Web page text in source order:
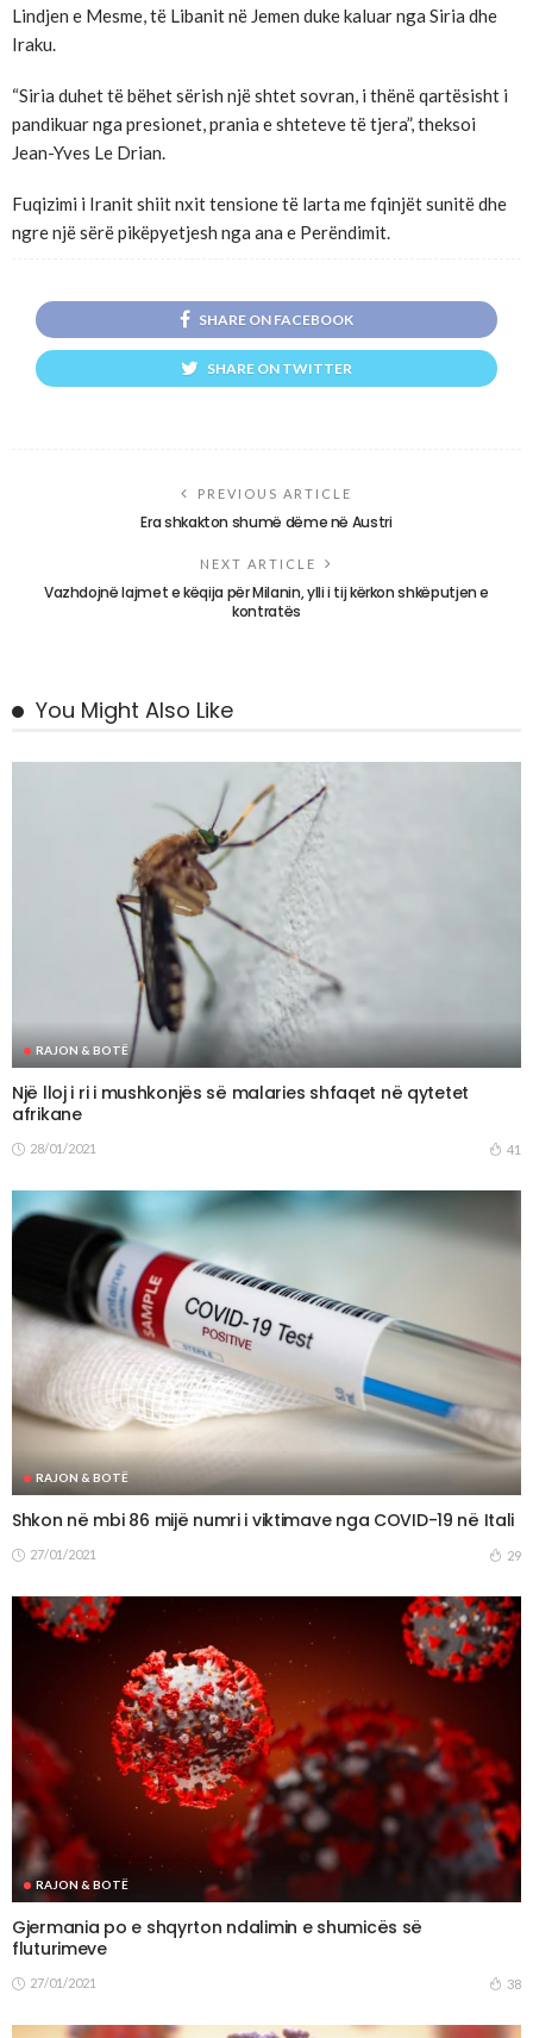
Lindjen e Mesme, të Libanit në Jemen duke kaluar nga Siria dhe
Iraku.
“Siria duhet të bëhet sërish një shtet sovran, i thënë qartësisht i
pandikuar nga presionet, prania e shteteve të tjera”, theksoi
Jean-Yves Le Drian.
Fuqizimi i Iranit shiit nxit tensione të larta me fqinjët sunitë dhe
ngre një sërë pikëpyetjesh nga ana e Perëndimit.
SHARE ON FACEBOOK
SHARE ON TWITTER
PREVIOUS ARTICLE
Era shkakton shumë dëme në Austri
NEXT ARTICLE
Vazhdojnë lajmet e këqija për Milanin, ylli i tij kërkon shkëputjen e
kontratës
You Might Also Like
RAJON & BOTË
Një lloj i ri i mushkonjës së malaries shfaqet në qytetet
afrikane
28/01/2021 41
RAJON & BOTË
Shkon në mbi 86 mijë numri i viktimave nga COVID-19 në Itali
27/01/2021 29
RAJON & BOTË
Gjermania po e shqyrton ndalimin e shumicës së
fluturimeve
27/01/2021 38